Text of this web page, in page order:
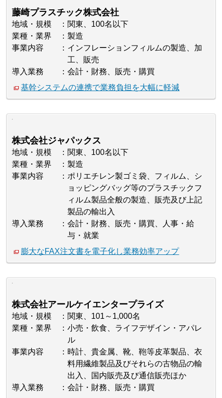
藤崎プラスチック株式会社
地域・規模
関東、100名以下
業種・業界
製造
事業内容
インフレーションフィルムの製造、加
工、販売
導入業務
会計・財務、販売・購買
基幹システムの連携で業務負担を大幅に軽減
株式会社ジャパックス
地域・規模
関東、100名以下
業種・業界
製造
事業内容
ポリエチレン製ゴミ袋、フィルム、シ
ョッピングバッグ等のプラスチックフ
ィルム製品全般の製造、販売及び上記
製品の輸出入
導入業務
会計・財務、販売・購買、人事・給
与・就業
膨大なFAX注文書を電子化し業務効率アップ
株式会社アールケイエンタープライズ
地域・規模
関東、101～1,000名
業種・業界
小売・飲食、ライフデザイン・アパレ
ル
事業内容
時計、貴金属、靴、鞄等皮革製品、衣
料用繊維製品及びそれらの古物品の輸
出入、国内販売及び通信販売ほか
導入業務
会計・財務、販売・購買